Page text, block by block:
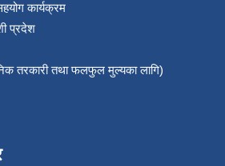
कार्यक्रम
प्रदेश
तरकारी तथा फलफुल मुल्यका लागि)